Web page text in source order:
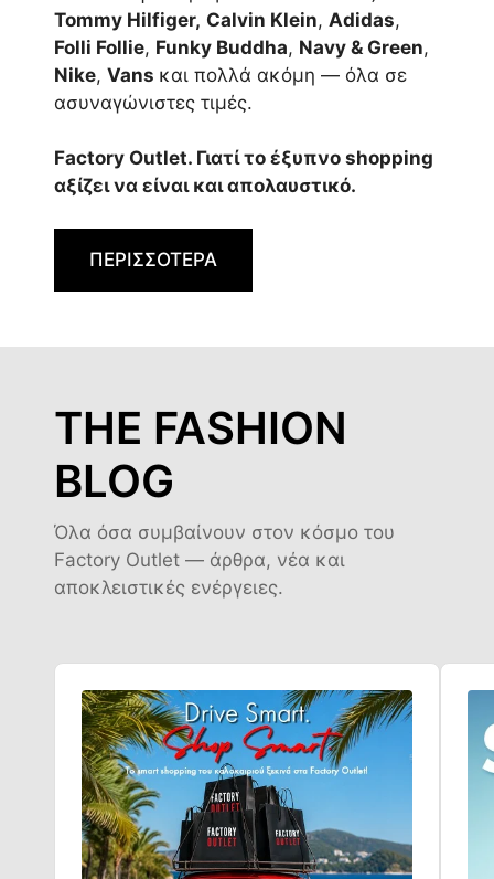
Tommy Hilfiger, Calvin Klein, Adidas,
Folli Follie, Funky Buddha, Navy & Green,
Nike, Vans και πολλά ακόμη — όλα σε
ασυναγώνιστες τιμές.
Factory Outlet. Γιατί το έξυπνο shopping
αξίζει να είναι και απολαυστικό.
ΠΕΡΙΣΣΟΤΕΡΑ
THE FASHION
BLOG
Όλα όσα συμβαίνουν στον κόσμο του
Factory Outlet — άρθρα, νέα και
αποκλειστικές ενέργειες.